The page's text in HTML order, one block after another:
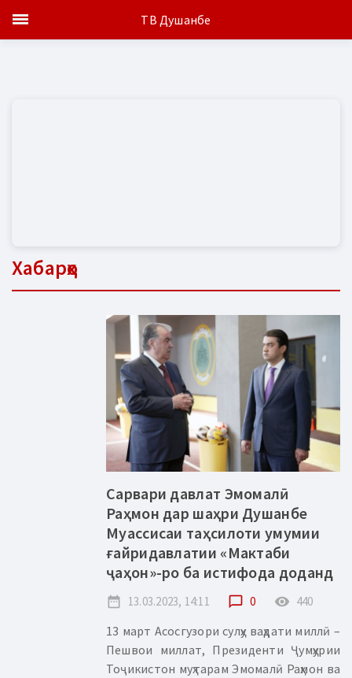
Хабарҳо
Сарвари давлат Эмомалӣ
Раҳмон дар шаҳри Душанбе
Муассисаи таҳсилоти умумии
ғайридавлатии «Мактаби
ҷаҳон»-ро ба истифода доданд
date_range 13.03.2023, 14:11 chat_bubble_outline 0 remove_red_eye 440
13 март Асосгузори сулҳу ваҳдати миллӣ –
Пешвои миллат, Президенти Ҷумҳурии
Тоҷикистон муҳтарам Эмомалӣ Раҳмон ва
ТВ Душанбе